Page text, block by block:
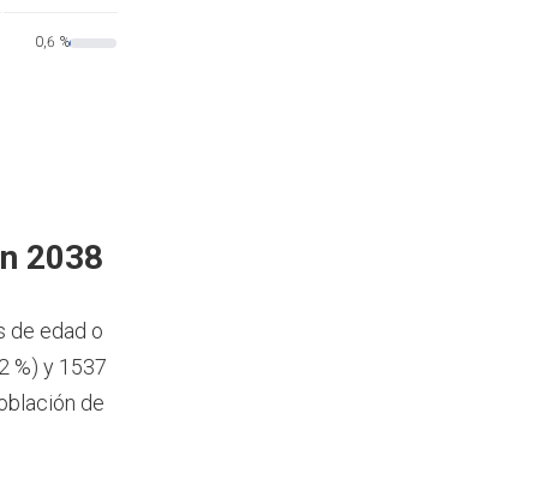
0,6 %
2038
de edad o
%) y 1537
de